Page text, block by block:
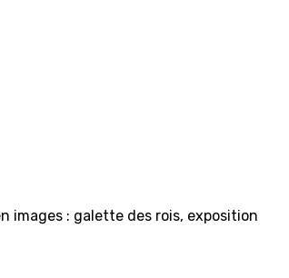
images : galette des rois, exposition